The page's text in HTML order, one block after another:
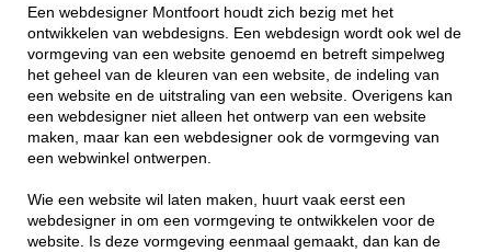
Een webdesigner Montfoort houdt zich bezig met het
ontwikkelen van webdesigns. Een webdesign wordt ook wel de
vormgeving van een website genoemd en betreft simpelweg
het geheel van de kleuren van een website, de indeling van
een website en de uitstraling van een website. Overigens kan
een webdesigner niet alleen het ontwerp van een website
maken, maar kan een webdesigner ook de vormgeving van
een webwinkel ontwerpen.
Wie een website wil laten maken, huurt vaak eerst een
webdesigner in om een vormgeving te ontwikkelen voor de
website. Is deze vormgeving eenmaal gemaakt, dan kan de